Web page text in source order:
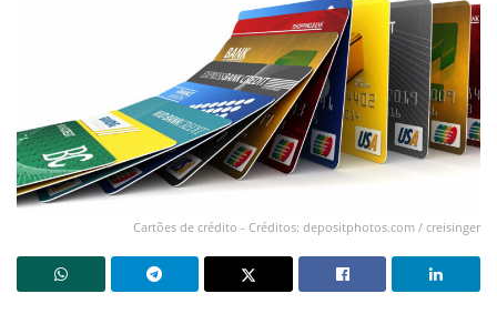
Cartões de crédito - Créditos: depositphotos.com / creisinger